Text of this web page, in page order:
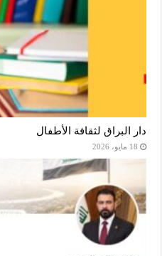
دار البراق لثقافة الأطفال
18 مايو، 2026